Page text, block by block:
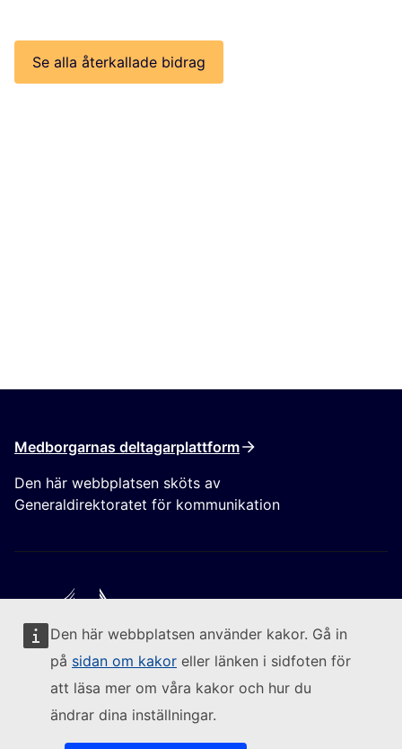
Den här webbplatsen använder kakor. Gå in
på sidan om kakor eller länken i sidfoten för
att läsa mer om våra kakor och hur du
ändrar dina inställningar.
Se alla återkallade bidrag
Medborgarnas deltagarplattform
Den här webbplatsen sköts av
Generaldirektoratet för kommunikation
Följ kommissionen
Kontakta oss (Extern länk)
Rapportera sårbarheter i it-systemen
Språkpolicy för våra webbplatser(Extern länk)